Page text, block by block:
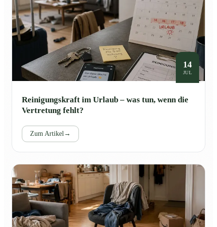
14
JUL
Reinigungskraft im Urlaub – was tun, wenn die
Vertretung fehlt?
Zum Artikel→